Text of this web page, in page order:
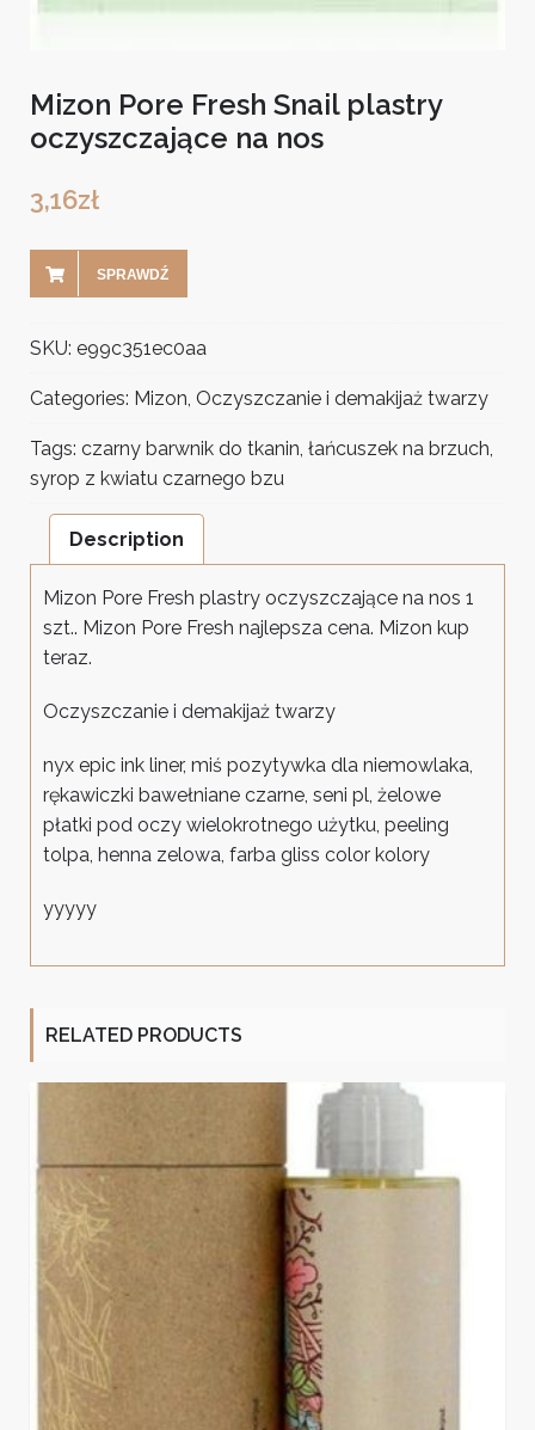
Mizon Pore Fresh Snail plastry
oczyszczające na nos
3,16zł
SPRAWDŹ
SKU: e99c351ec0aa
Categories: Mizon, Oczyszczanie i demakijaż twarzy
Tags: czarny barwnik do tkanin, łańcuszek na brzuch,
syrop z kwiatu czarnego bzu
Description
Mizon Pore Fresh plastry oczyszczające na nos 1
szt.. Mizon Pore Fresh najlepsza cena. Mizon kup
teraz.
Oczyszczanie i demakijaż twarzy
nyx epic ink liner, miś pozytywka dla niemowlaka,
rękawiczki bawełniane czarne, seni pl, żelowe
płatki pod oczy wielokrotnego użytku, peeling
tolpa, henna zelowa, farba gliss color kolory
yyyyy
RELATED PRODUCTS